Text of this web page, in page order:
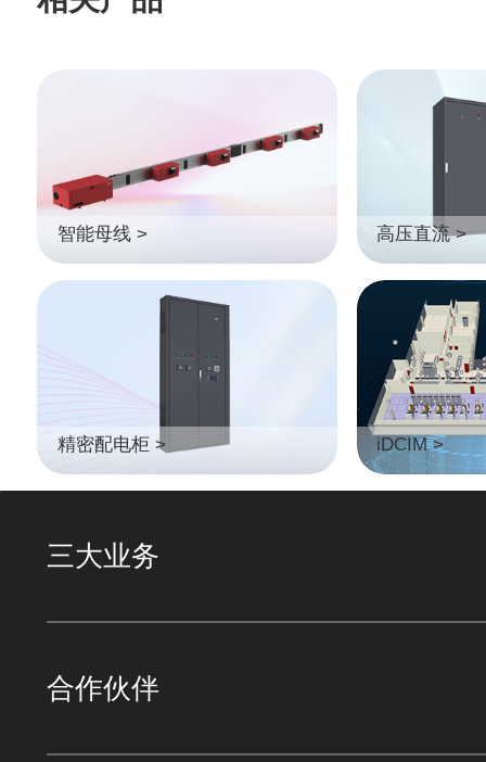
智能母线 > 高压直流 >
精密配电柜 > iDCIM >
三大业务
合作伙伴